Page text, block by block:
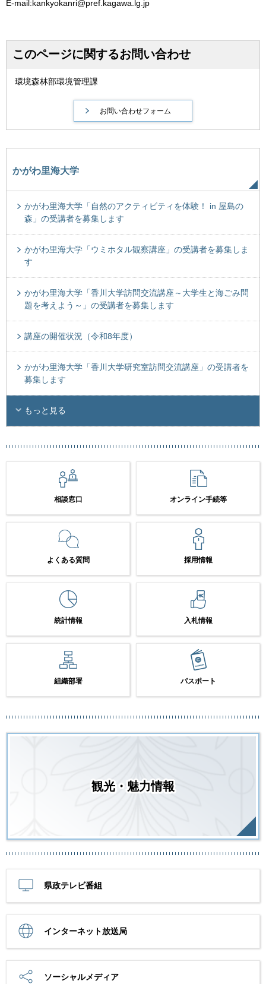
E-mail:kankyokanri@pref.kagawa.lg.jp
このページに関するお問い合わせ
環境森林部環境管理課
かがわ里海大学
かがわ里海大学「自然のアクティビティを体験！ in 屋島の
森」の受講者を募集します
かがわ里海大学「ウミホタル観察講座」の受講者を募集しま
す
かがわ里海大学「香川大学訪問交流講座～大学生と海ごみ問
題を考えよう～」の受講者を募集します
講座の開催状況（令和8年度）
かがわ里海大学「香川大学研究室訪問交流講座」の受講者を
募集します
もっと見る
相談窓口 オンライン手続等
よくある質問 採用情報
統計情報 入札情報
組織部署 パスポート
観光・魅力情報
県政テレビ番組
インターネット放送局
ソーシャルメディア